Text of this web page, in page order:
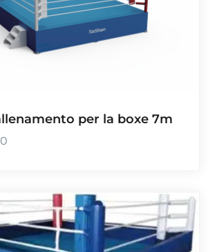
per la boxe 7m